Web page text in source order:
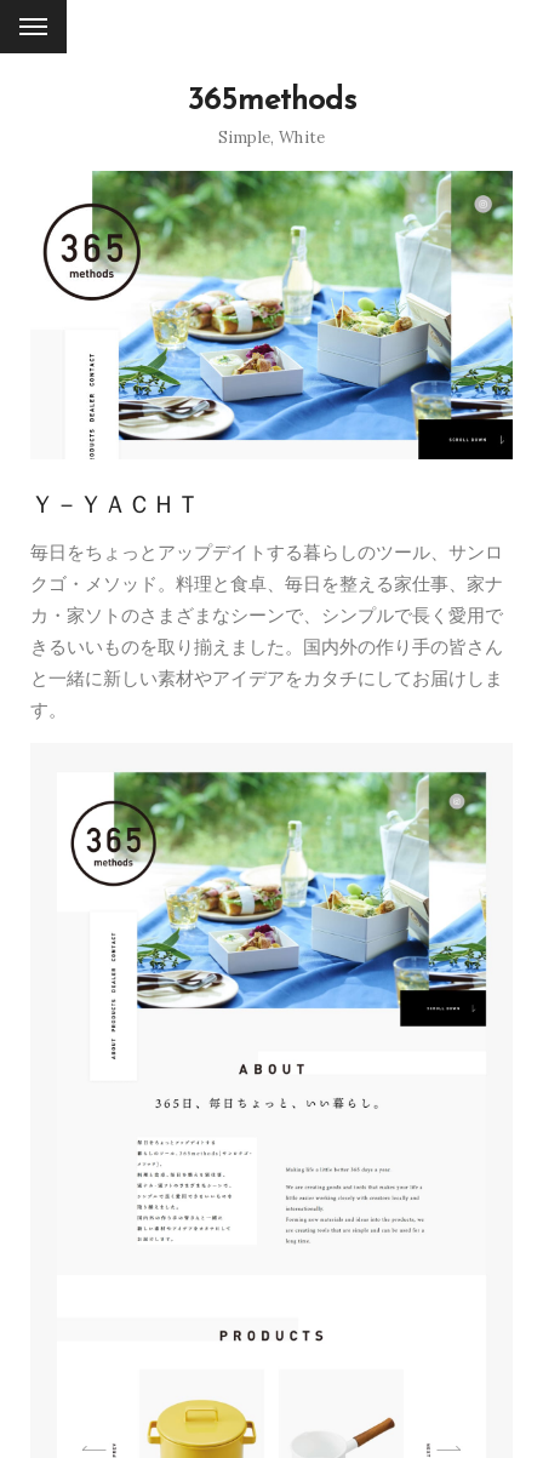
365methods
Simple, White
Ｙ－ＹＡＣＨＴ
毎日をちょっとアップデイトする暮らしのツール、サンロ
クゴ・メソッド。料理と食卓、毎日を整える家仕事、家ナ
カ・家ソトのさまざまなシーンで、シンプルで長く愛用で
きるいいものを取り揃えました。国内外の作り手の皆さん
と一緒に新しい素材やアイデアをカタチにしてお届けしま
す。